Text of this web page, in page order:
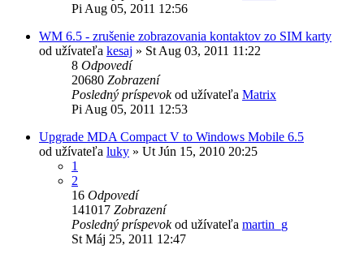
Pi Aug 05, 2011 12:56
WM 6.5 - zrušenie zobrazovania kontaktov zo SIM karty
od užívateľa kesaj » St Aug 03, 2011 11:22
8 Odpovedí
20680 Zobrazení
Posledný príspevokod užívateľa Matrix
Pi Aug 05, 2011 12:53
Upgrade MDA Compact V to Windows Mobile 6.5
od užívateľa luky » Ut Jún 15, 2010 20:25
1
2
16 Odpovedí
141017 Zobrazení
Posledný príspevokod užívateľa martin_g
St Máj 25, 2011 12:47